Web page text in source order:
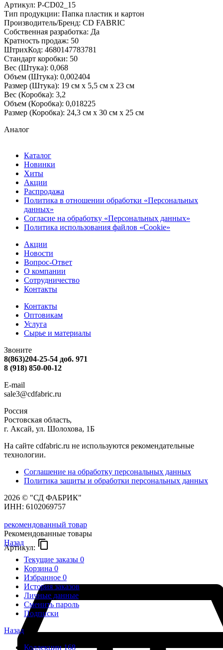
Артикул: P-CD02_15
Тип продукции: Папка пластик и картон
Производитель/Бренд: CD FABRIC
Собственная разработка: Да
Кратность продаж: 50
ШтрихКод: 4680147783781
Стандарт коробки: 50
Вес (Штука): 0,068
Объем (Штука): 0,002404
Размер (Штука): 19 см х 5,5 см х 23 см
Вес (Коробка): 3,2
Объем (Коробка): 0,018225
Размер (Коробка): 24,3 см х 30 см х 25 см
Аналог
Каталог
Новинки
Хиты
Акции
Распродажа
Политика в отношении обработки «Персональных
данных»
Согласие на обработку «Персональных данных»
Политика использования файлов «Cookie»
Акции
Новости
Вопрос-Ответ
О компании
Сотрудничество
Контакты
Контакты
Оптовикам
Услуга
Сырье и материалы
Звоните
8(863)204-25-54 доб. 971
8 (918) 850-00-12
E-mail
sale3@cdfabric.ru
Россия
Ростовская область,
г. Аксай, ул. Шолохова, 1Б
На сайте cdfabric.ru не используются рекомендательные
технологии.
Соглашение на обработку персональных данных
Политика защиты и обработки персональных данных
2026 © "СД ФАБРИК"
ИНН: 6102069757
рекомендованный товар
Рекомендованные товары
Артикул: content_copy
Назад
Текущие заказы 0
Корзина 0
Избранное 0
История заказов
Личные данные
Сменить пароль
Подписки
Назад
Коллекции 168